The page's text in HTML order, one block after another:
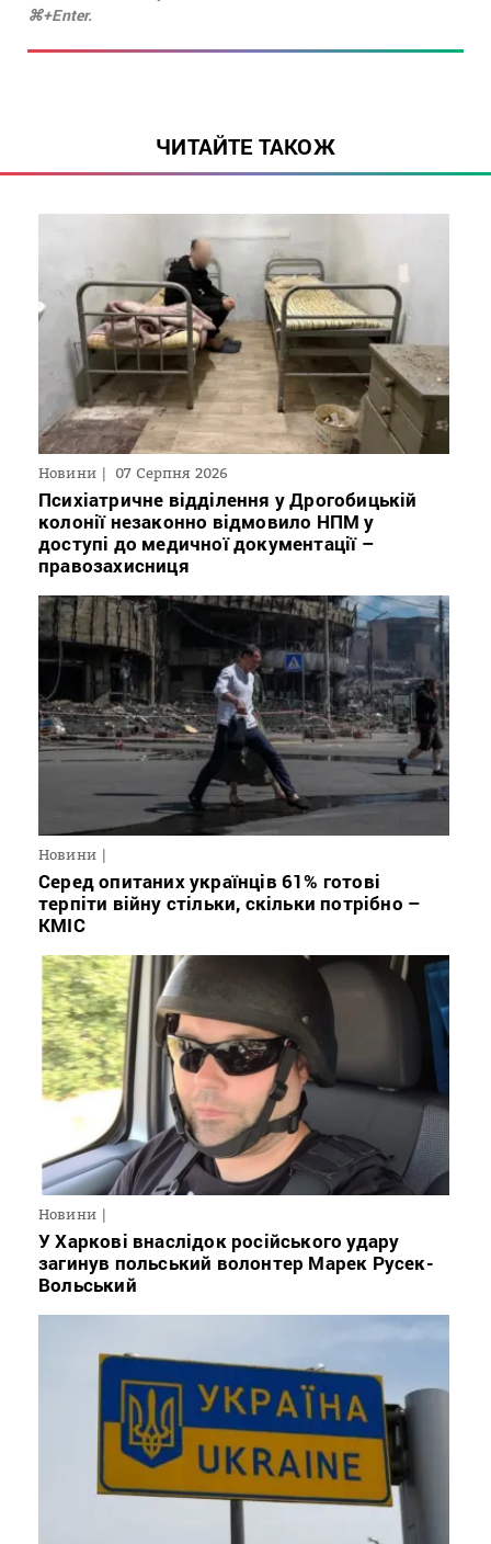
⌘+Enter.
ЧИТАЙТЕ ТАКОЖ
Новини 07 Серпня 2026
Психіатричне відділення у Дрогобицькій
колонії незаконно відмовило НПМ у
доступі до медичної документації –
правозахисниця
Новини
Серед опитаних українців 61% готові
терпіти війну стільки, скільки потрібно –
КМІС
Новини
У Харкові внаслідок російського удару
загинув польський волонтер Марек Русек-
Вольський